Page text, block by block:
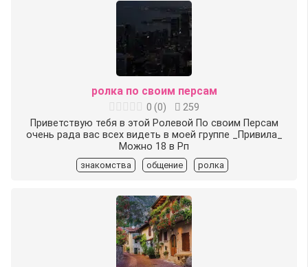
ролка по своим персам
0 (0)
259
Приветствую тебя в этой Ролевой По своим Персам
очень рада вас всех видеть в моей группе _Привила_
Можно 18 в Рп
знакомства общение ролка